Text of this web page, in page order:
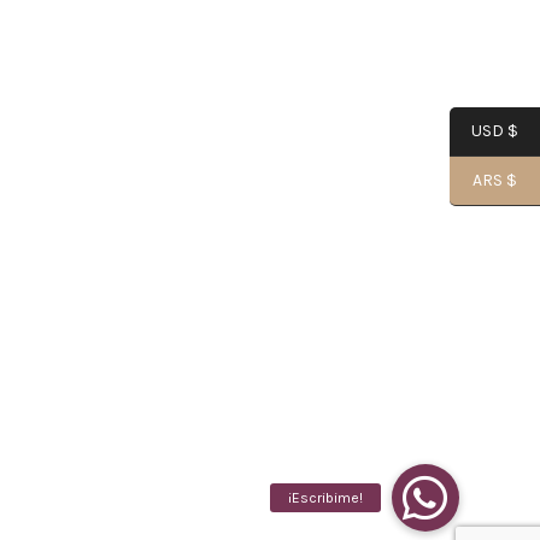
USD $
ARS $